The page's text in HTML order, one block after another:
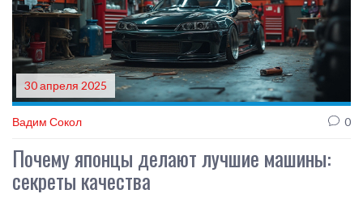
30 апреля 2025
Вадим Сокол 0
Почему японцы делают лучшие машины:
секреты качества